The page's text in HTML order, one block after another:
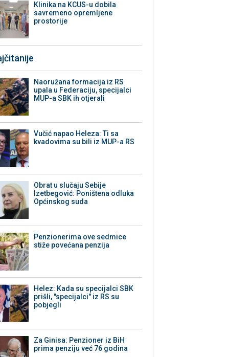
Klinika na KCUS-u dobila
savremeno opremljene
prostorije
Naoružana formacija iz RS
upala u Federaciju, specijalci
MUP-a SBK ih otjerali
Vučić napao Heleza: Ti sa
kvadovima su bili iz MUP-a RS
Obrat u slučaju Sebije
Izetbegović: Poništena odluka
Općinskog suda
Penzionerima ove sedmice
stiže povećana penzija
Helez: Kada su specijalci SBK
prišli, "specijalci" iz RS su
pobjegli
Za Ginisa: Penzioner iz BiH
prima penziju već 76 godina